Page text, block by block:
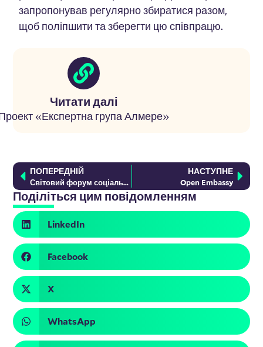
запропонував регулярно збиратися разом,
щоб поліпшити та зберегти цю співпрацю.
Читати далі
«Експертна група Алмере»
ПОПЕРЕДНІЙ
Світовий форум соціальних підприємств 2023
НАСТУПНЕ
Open Embassy
Поділіться цим повідомленням
LinkedIn
Facebook
X
WhatsApp